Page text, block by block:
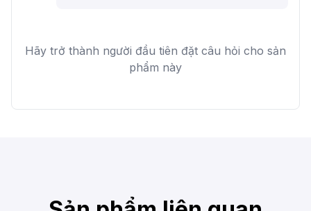
Hãy trở thành người đầu tiên đặt câu hỏi cho sản
phẩm này